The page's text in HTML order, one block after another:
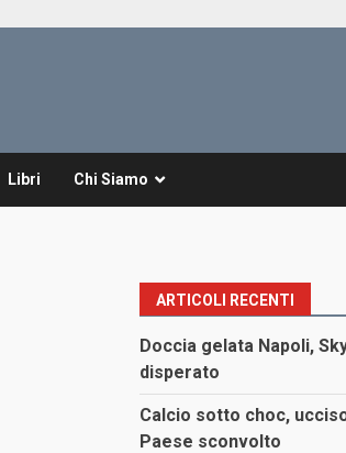
Libri Chi Siamo
ARTICOLI RECENTI
Doccia gelata Napoli,
disperato
Calcio sotto choc,
Paese sconvolto